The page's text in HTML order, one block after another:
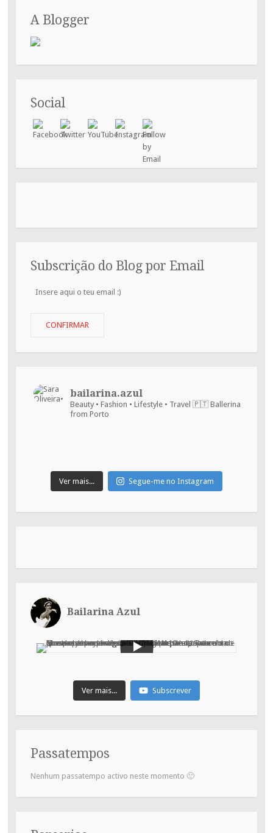
A Blogger
Social
Subscrição do Blog por Email
Insere
CONFIRMAR
bailarina.azul
Beauty • Fashion • Lifestyle • Travel 🇵🇹 Ballerina
from Porto
Ver mais... Segue-me no Instagram
Bailarina Azul
Ver mais... Subscrever
Passatempos
Nenhum passatempo activo neste momento 🙂